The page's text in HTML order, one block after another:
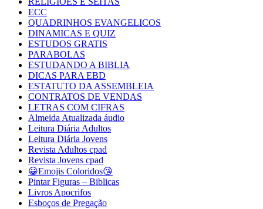
ECC
QUADRINHOS EVANGELICOS
DINAMICAS E QUIZ
ESTUDOS GRATIS
PARABOLAS
ESTUDANDO A BIBLIA
DICAS PARA EBD
ESTATUTO DA ASSEMBLEIA
CONTRATOS DE VENDAS
LETRAS COM CIFRAS
Almeida Atualizada áudio
Leitura Diária Adultos
Leitura Diária Jovens
Revista Adultos cpad
Revista Jovens cpad
😀Emojis Coloridos😘
Pintar Figuras – Biblicas
Livros Apocrifos
Esboços de Pregação